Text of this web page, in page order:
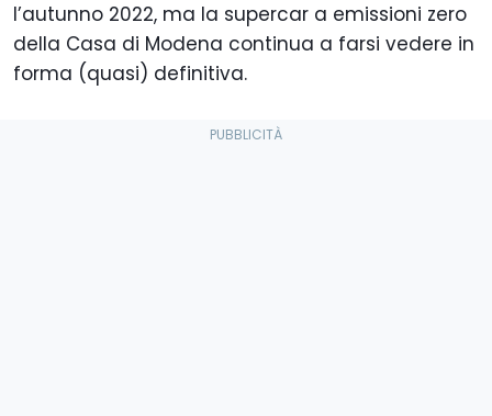
l’autunno 2022, ma la supercar a emissioni zero
della Casa di Modena continua a farsi vedere in
forma (quasi) definitiva.